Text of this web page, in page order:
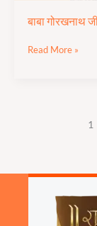
बाबा गोरखनाथ
Read More »
1